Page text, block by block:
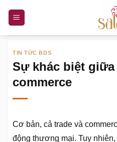
nội
TIN TỨC BDS
Sự khác biệt giữa
commerce
Cơ bản, cả trade và
động thương mại. Tuy